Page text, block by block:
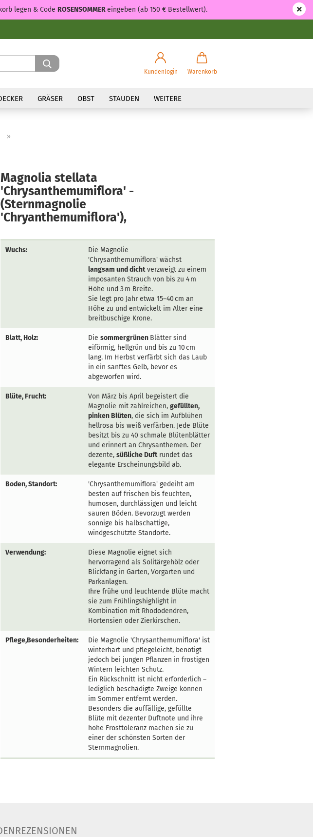
Suche...
Kundenlogin Warenkorb
legen & Code ROSENSOMMEReingeben (ab 150 € Bestellwert).
GRÄSER OBST STAUDEN WEITERE
»
Magnolia stellata
'Chrysanthemumiflora' -
(Sternmagnolie
'Chryanthemumiflora'),
Wuchs:
Die Magnolie
'Chrysanthemumiflora' wächst
langsam und dichtverzweigt zu einem
imposanten Strauch von bis zu 4 m
Höhe und 3 m Breite.
Sie legt pro Jahr etwa 15–40 cm an
Höhe zu und entwickelt im Alter eine
breitbuschige Krone.
Blatt, Holz: Die sommergrünen Blätter sind
eiförmig, hellgrün und bis zu 10 cm
lang. Im Herbst verfärbt sich das Laub
in ein sanftes Gelb, bevor es
abgeworfen wird.
Blüte, Frucht:
Von März bis April begeistert die
Magnolie mit zahlreichen, gefüllten,
pinken Blüten, die sich im Aufblühen
hellrosa bis weiß verfärben. Jede Blüte
besitzt bis zu 40 schmale Blütenblätter
und erinnert an Chrysanthemen. Der
dezente, süßliche Duftrundet das
elegante Erscheinungsbild ab.
Boden, Standort:
'Chrysanthemumiflora' gedeiht am
besten auf frischen bis feuchten,
humosen, durchlässigen und leicht
sauren Böden. Bevorzugt werden
sonnige bis halbschattige,
windgeschützte Standorte.
Verwendung:
Diese Magnolie eignet sich
hervorragend als Solitärgehölz oder
Blickfang in Gärten, Vorgärten und
Parkanlagen.
Ihre frühe und leuchtende Blüte macht
sie zum Frühlingshighlight in
Kombination mit Rhododendren,
Hortensien oder Zierkirschen.
Pflege,Besonderheiten:
Die Magnolie 'Chrysanthemumiflora' ist
winterhart und pflegeleicht, benötigt
jedoch bei jungen Pflanzen in frostigen
Wintern leichten Schutz.
Ein Rückschnitt ist nicht erforderlich –
lediglich beschädigte Zweige können
im Sommer entfernt werden.
Besonders die auffällige, gefüllte
Blüte mit dezenter Duftnote und ihre
hohe Frosttoleranz machen sie zu
einer der schönsten Sorten der
Sternmagnolien.